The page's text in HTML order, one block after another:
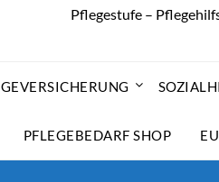
Pflegestufe –
PFLEGEBEDARF SHOP